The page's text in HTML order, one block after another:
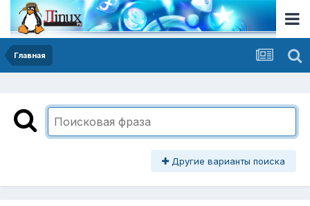
Главная
Другие варианты поиска